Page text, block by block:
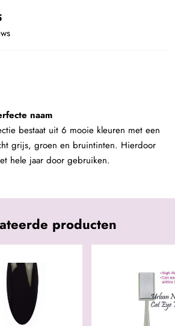
naam
bestaat uit 6 mooie kleuren met een
grijs, groen en bruintinten. Hierdoor
hele jaar door gebruiken.
producten